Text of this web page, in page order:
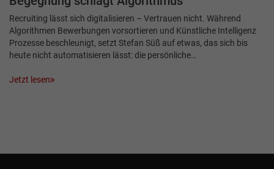
Recruiting lässt sich digitalisieren – Vertrauen nicht. Während
Algorithmen Bewerbungen vorsortieren und Künstliche Intelligenz
Prozesse beschleunigt, setzt Stefan Süß auf etwas, das sich bis
heute nicht automatisieren lässt: die persönliche…
Jetzt lesen